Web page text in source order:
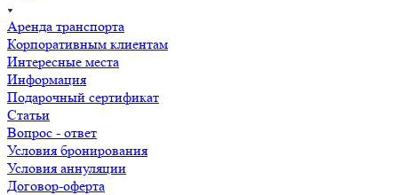
Аренда транспорта
Корпоративным клиентам
Интересные места
Информация
Подарочный сертификат
Статьи
Вопрос - ответ
Условия бронирования
Условия аннуляции
Договор-оферта